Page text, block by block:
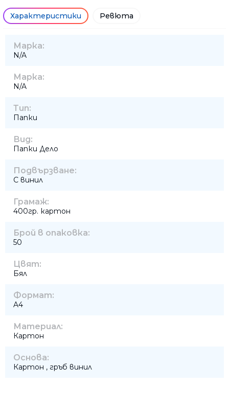
Характеристики Ревюта
Марка:
N/A
Марка:
N/A
Тип:
Папки
Вид:
Папки Дело
Подвързване:
С винил
Грамаж:
400гр. картон
Брой в опаковка:
50
Цвят:
Бял
Формат:
A4
Материал:
Картон
Основа:
Картон , гръб винил